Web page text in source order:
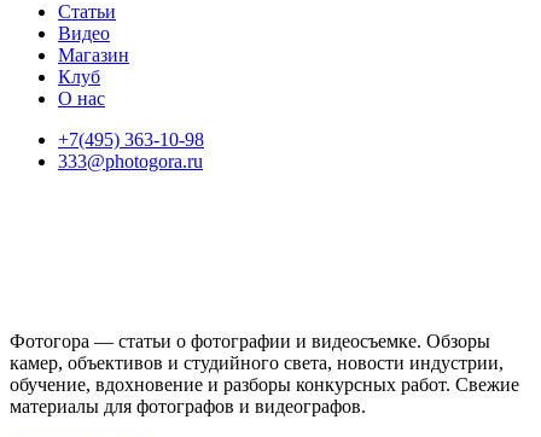
Статьи
Видео
Магазин
Клуб
О нас
+7(495) 363-10-98
333@photogora.ru
Фотогора — статьи о фотографии и видеосъемке. Обзоры
камер, объективов и студийного света, новости индустрии,
обучение, вдохновение и разборы конкурсных работ. Свежие
материалы для фотографов и видеографов.